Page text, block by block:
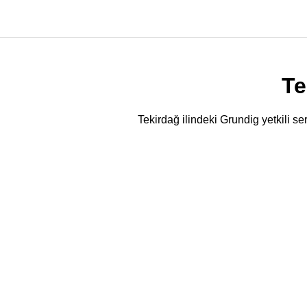
Tekirdağ ilindeki Grundig yetkili